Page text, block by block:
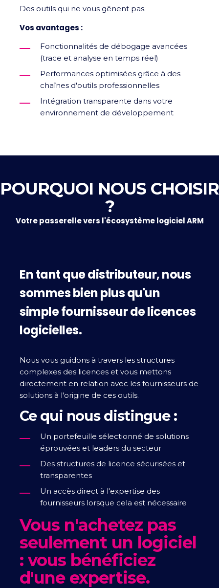
Des outils qui ne vous gênent pas.
Vos avantages :
Fonctionnalités de débogage avancées
(trace et analyse en temps réel)
Performances optimisées grâce à des
chaînes d'outils professionnelles
Intégration transparente dans votre
environnement de développement
POURQUOI NOUS CHOISIR
?
Votre passerelle vers l'écosystème logiciel ARM
En tant que distributeur, nous
sommes bien plus qu'un
simple fournisseur de licences
logicielles.
Nous vous guidons à travers les structures
complexes des licences et vous mettons
directement en relation avec les fournisseurs de
solutions à l'origine de ces outils.
Ce qui nous distingue :
Un portefeuille sélectionné de solutions
éprouvées et leaders du secteur
Des structures de licence sécurisées et
transparentes
Un accès direct à l'expertise des
fournisseurs lorsque cela est nécessaire
Vous n'achetez pas
seulement un logiciel
: vous bénéficiez
d'une expertise.